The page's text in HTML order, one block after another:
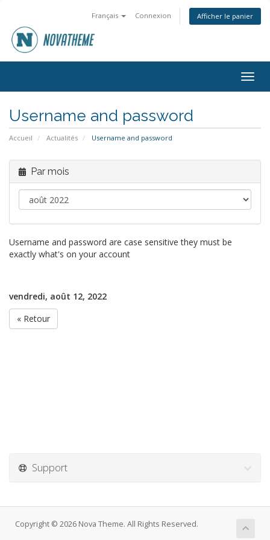
Français Connexion Afficher le panier
Username and password
Accueil Actualités Username and password
Par mois
Username and password are case sensitive they must be
exactly what's on your account
vendredi, août 12, 2022
« Retour
Support
Copyright © 2026 Nova Theme. All Rights Reserved.